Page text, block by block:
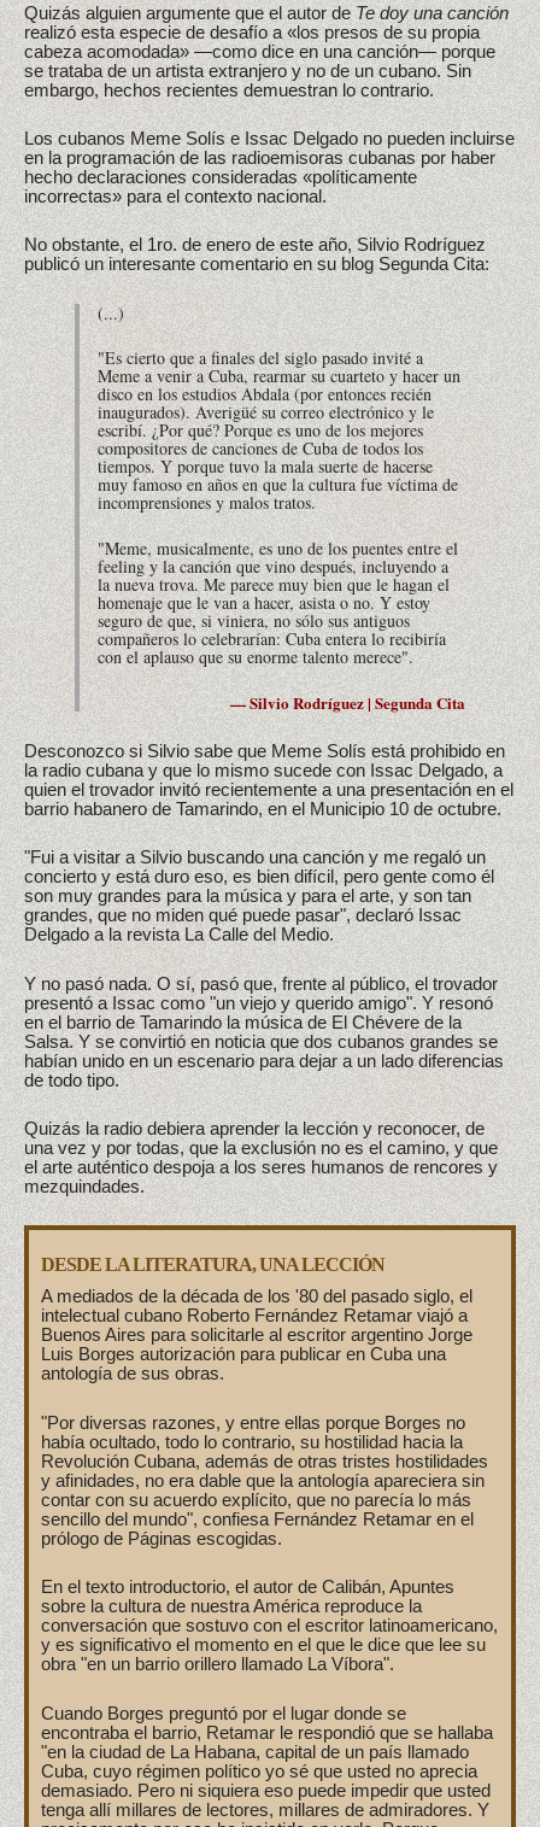
Quizás alguien argumente que el autor deTe doy una canción
realizó esta especie de desafío a «los presos de su propia
cabeza acomodada» —como dice en una canción— porque
se trataba de un artista extranjero y no de un cubano. Sin
embargo, hechos recientes demuestran lo contrario.
Los cubanos Meme Solís e Issac Delgado no pueden incluirse
en la programación de las radioemisoras cubanas por haber
hecho declaraciones consideradas «políticamente
incorrectas» para el contexto nacional.
No obstante, el 1ro. de enero de este año, Silvio Rodríguez
publicó un interesante comentario en su blog Segunda Cita:
(...)
"Es cierto que a finales del siglo pasado invité a
Meme a venir a Cuba, rearmar su cuarteto y hacer un
disco en los estudios Abdala (por entonces recién
inaugurados). Averigüé su correo electrónico y le
escribí. ¿Por qué? Porque es uno de los mejores
compositores de canciones de Cuba de todos los
tiempos. Y porque tuvo la mala suerte de hacerse
muy famoso en años en que la cultura fue víctima de
incomprensiones y malos tratos.
"Meme, musicalmente, es uno de los puentes entre el
feeling y la canción que vino después, incluyendo a
la nueva trova. Me parece muy bien que le hagan el
homenaje que le van a hacer, asista o no. Y estoy
seguro de que, si viniera, no sólo sus antiguos
compañeros lo celebrarían: Cuba entera lo recibiría
con el aplauso que su enorme talento merece".
— Silvio Rodríguez | Segunda Cita
Desconozco si Silvio sabe que Meme Solís está prohibido en
la radio cubana y que lo mismo sucede con Issac Delgado, a
quien el trovador invitó recientemente a una presentación en el
barrio habanero de Tamarindo, en el Municipio 10 de octubre.
"Fui a visitar a Silvio buscando una canción y me regaló un
concierto y está duro eso, es bien difícil, pero gente como él
son muy grandes para la música y para el arte, y son tan
grandes, que no miden qué puede pasar", declaró Issac
Delgado a la revista La Calle del Medio.
Y no pasó nada. O sí, pasó que, frente al público, el trovador
presentó a Issac como "un viejo y querido amigo". Y resonó
en el barrio de Tamarindo la música de El Chévere de la
Salsa. Y se convirtió en noticia que dos cubanos grandes se
habían unido en un escenario para dejar a un lado diferencias
de todo tipo.
Quizás la radio debiera aprender la lección y reconocer, de
una vez y por todas, que la exclusión no es el camino, y que
el arte auténtico despoja a los seres humanos de rencores y
mezquindades.
DESDE LA LITERATURA, UNA LECCIÓN
A mediados de la década de los '80 del pasado siglo, el
intelectual cubano Roberto Fernández Retamar viajó a
Buenos Aires para solicitarle al escritor argentino Jorge
Luis Borges autorización para publicar en Cuba una
antología de sus obras.
"Por diversas razones, y entre ellas porque Borges no
había ocultado, todo lo contrario, su hostilidad hacia la
Revolución Cubana, además de otras tristes hostilidades
y afinidades, no era dable que la antología apareciera sin
contar con su acuerdo explícito, que no parecía lo más
sencillo del mundo", confiesa Fernández Retamar en el
prólogo de Páginas escogidas.
En el texto introductorio, el autor de Calibán, Apuntes
sobre la cultura de nuestra América reproduce la
conversación que sostuvo con el escritor latinoamericano,
y es significativo el momento en el que le dice que lee su
obra "en un barrio orillero llamado La Víbora".
Cuando Borges preguntó por el lugar donde se
encontraba el barrio, Retamar le respondió que se hallaba
"en la ciudad de La Habana, capital de un país llamado
Cuba, cuyo régimen político yo sé que usted no aprecia
demasiado. Pero ni siquiera eso puede impedir que usted
tenga allí millares de lectores, millares de admiradores. Y